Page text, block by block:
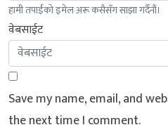
हामी तपाईंको इमेल अरू कसैसँग साझा गर्दैनौं।
वेबसाईट
Save my name, email, and
the next time I comment.